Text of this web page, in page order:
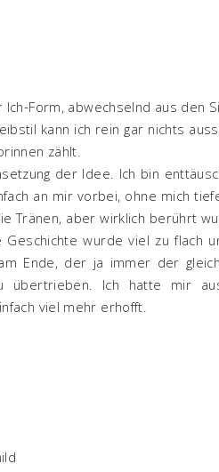
Form, abwechselnd aus den
kann ich rein gar nichts
zählt.
der Idee. Ich bin
an mir vorbei, ohne mich
Tränen, aber wirklich berührt
wurde viel zu flach
Ende, der ja immer der
übertrieben. Ich hatte mir
viel mehr erhofft.